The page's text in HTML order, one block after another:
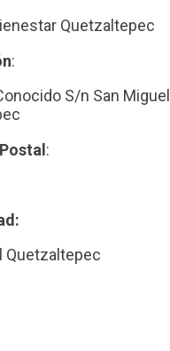
Quetzaltepec
:
S/n San Miguel
:
Quetzaltepec